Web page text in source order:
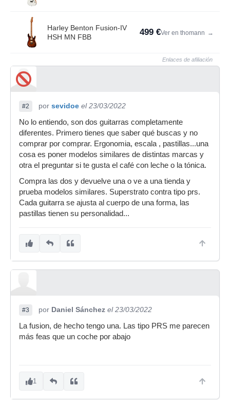
Harley Benton Fusion-IV
HSH MN FBB
499 €Ver en thomann →
Enlaces de afiliación
#2 por sevidoe el 23/03/2022
No lo entiendo, son dos guitarras completamente
diferentes. Primero tienes que saber qué buscas y no
comprar por comprar. Ergonomia, escala , pastillas...una
cosa es poner modelos similares de distintas marcas y
otra el preguntar si te gusta el café con leche o la tónica.
Compra las dos y devuelve una o ve a una tienda y
prueba modelos similares. Superstrato contra tipo prs.
Cada guitarra se ajusta al cuerpo de una forma, las
pastillas tienen su personalidad...
#3 por Daniel Sánchez el 23/03/2022
La fusion, de hecho tengo una. Las tipo PRS me parecen
más feas que un coche por abajo
1